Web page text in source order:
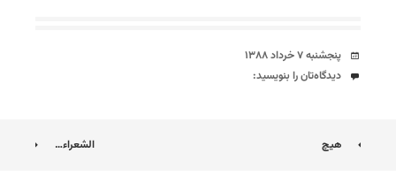
تاریخ
پنجشنبه ۷ خرداد ۱۳۸۸
دیدگاه‌ها
دیدگاه‌تان را بنویسید:
ناوبری
هیچ الشعراء…